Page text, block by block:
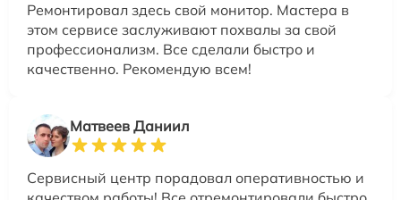
Ремонтировал здесь свой монитор. Мастера в
этом сервисе заслуживают похвалы за свой
профессионализм. Все сделали быстро и
качественно. Рекомендую всем!
Матвеев Даниил
Сервисный центр порадовал оперативностью и